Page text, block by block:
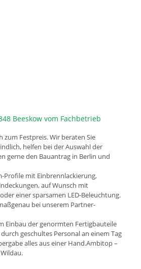
Beeskow vom Fachbetrieb
zum Festpreis. Wir beraten Sie
helfen bei der Auswahl der
gerne den Bauantrag in Berlin und
Profile mit Einbrennlackierung,
auf Wunsch mit
einer sparsamen LED-Beleuchtung.
bei unserem Partner-
Einbau der genormten Fertigbauteile
geschultes Personal an einem Tag
alles aus einer Hand.Ambitop –